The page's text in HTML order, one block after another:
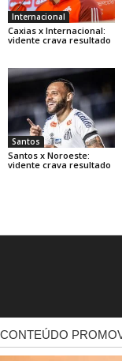
Internacional
Caxias x Internacional:
vidente crava resultado
Santos
Santos x Noroeste:
vidente crava resultado